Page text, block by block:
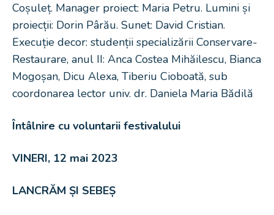
Coșuleț. Manager proiect: Maria Petru. Lumini și
proiecții: Dorin Pârău. Sunet: David Cristian.
Execuție decor: studenții specializării Conservare-
Restaurare, anul II: Anca Costea Mihăilescu, Bianca
Mogoșan, Dicu Alexa, Tiberiu Cioboată, sub
coordonarea lector univ. dr. Daniela Maria Bădilă
Întâlnire cu voluntarii festivalului
VINERI, 12 mai 2023
LANCRĂM ȘI SEBEȘ